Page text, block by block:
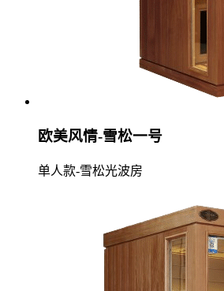
欧美风情-雪松一号
单人款-雪松光波房